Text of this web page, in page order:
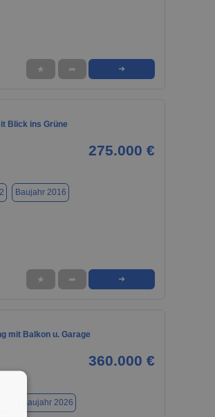
★ ➦ ➜
Blick ins Grüne
275.000 €
Baujahr 2016
★ ➦ ➜
mit Balkon u. Garage
360.000 €
Baujahr 2026